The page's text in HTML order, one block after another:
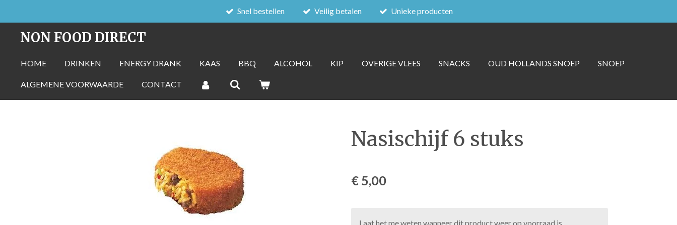
direct
naar
hoofdinhoud
Snel bestellen Veilig betalen Unieke producten
NON FOOD DIRECT
HOME DRINKEN ENERGY DRANK KAAS BBQ ALCOHOL KIP OVERIGE VLEES SNACKS OUD HOLLANDS SNOEP SNOEP
ALGEMENE VOORWAARDE CONTACT
Nasischijf 6 stuks
€ 5,00
Laat het me weten wanneer dit product weer op voorraad is.